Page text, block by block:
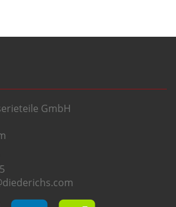
GmbH